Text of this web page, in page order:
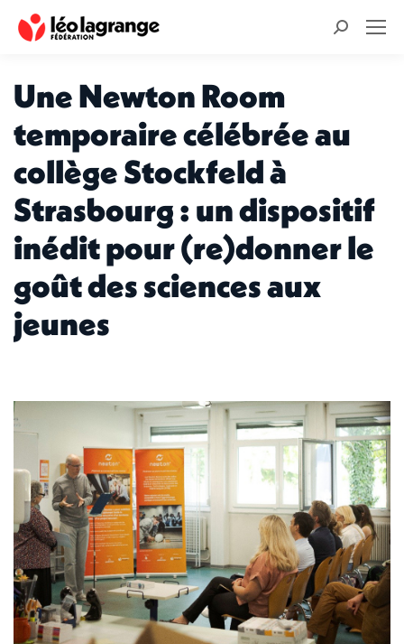
Recherche
Une Newton Room
temporaire célébrée au
collège Stockfeld à
Strasbourg : un dispositif
inédit pour (re)donner le
goût des sciences aux
jeunes